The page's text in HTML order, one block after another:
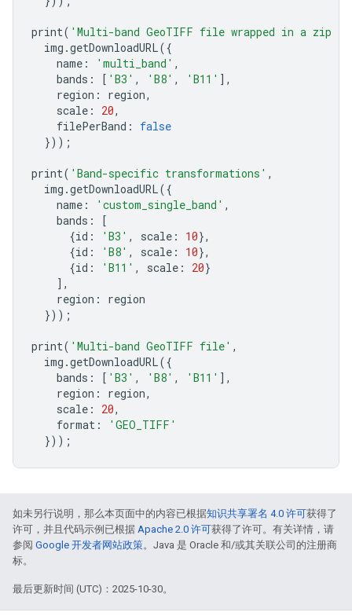
print( 'Multi-band GeoTIFF file wrapped in a zip
img .getDownloadURL({
name : 'multi_band' ,
bands : [ 'B3' , 'B8' , 'B11' ],
region : region,
scale : 20,
filePerBand :
false
}));
print( 'Band-specific transformations' ,
img .getDownloadURL({
name : 'custom_single_band' ,
bands :
[
{id : 'B3' , scale : 10},
{id : 'B8' , scale : 10},
{id : 'B11' , scale : 20}
],
region :
region
}));
print( 'Multi-band GeoTIFF file' ,
img .getDownloadURL({
bands : [ 'B3' , 'B8' , 'B11' ],
region : region,
scale : 20,
format :
'GEO_TIFF'
}));
如未另行说明，那么本页面中的内容已根据知识共享署名 4.0 许可获得了
许可，并且代码示例已根据 Apache 2.0 许可获得了许可。有关详情，请
参阅 Google 开发者网站政策。Java 是 Oracle 和/或其关联公司的注册商
标。
最后更新时间 (UTC)：2025-10-30。